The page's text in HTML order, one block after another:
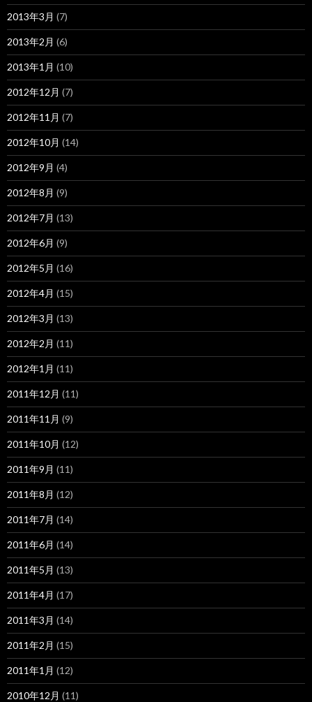
2013年3月 (7)
2013年2月 (6)
2013年1月 (10)
2012年12月 (7)
2012年11月 (7)
2012年10月 (14)
2012年9月 (4)
2012年8月 (9)
2012年7月 (13)
2012年6月 (9)
2012年5月 (16)
2012年4月 (15)
2012年3月 (13)
2012年2月 (11)
2012年1月 (11)
2011年12月 (11)
2011年11月 (9)
2011年10月 (12)
2011年9月 (11)
2011年8月 (12)
2011年7月 (14)
2011年6月 (14)
2011年5月 (13)
2011年4月 (17)
2011年3月 (14)
2011年2月 (15)
2011年1月 (12)
2010年12月 (11)